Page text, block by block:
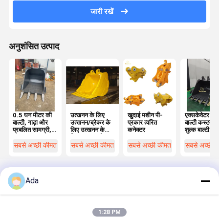
जारी रखें
अनुशंसित उत्पाद
0.5 घन मीटर की
बाल्टी, गाढ़ा और
प्रबलित सामग्री,
सबसे अच्छी कीमत
उत्खनन के लिए
उत्खनन/ब्रेकर के
लिए उत्खनन के
लिए उच्च गुणवत्ता
सबसे अच्छी कीमत
खुदाई मशीन पी-
प्रकार त्वरित
कनेक्टर
सबसे अच्छी कीमत
एक्सकेवेटर
बाल्टी कस्टम
शुल्क बाल्टी
CAT320
सबसे अच्छी
साइटमैप
गोपनीयता नीति
Ada
1:28 PM